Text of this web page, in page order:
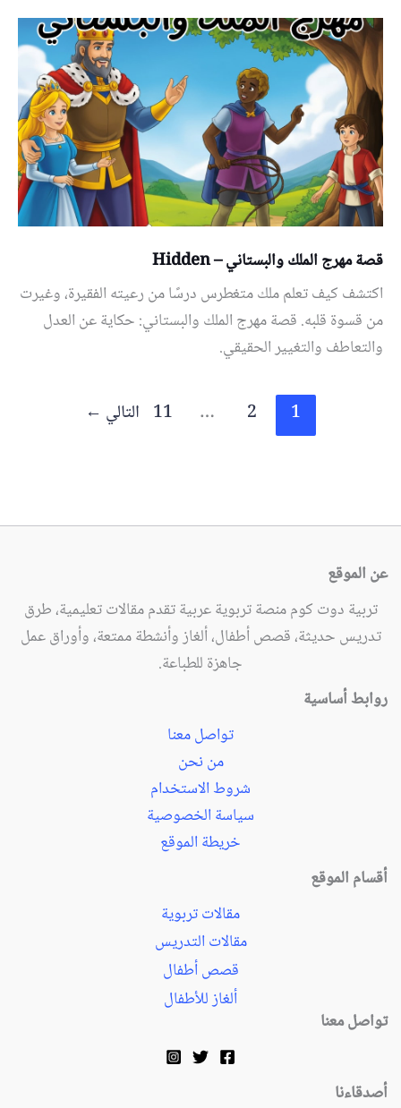
قصة مهرج الملك والبستاني – Hidden
اكتشف كيف تعلم ملك متغطرس درسًا من رعيته الفقيرة، وغيرت
من قسوة قلبه. قصة مهرج الملك والبستاني: حكاية عن العدل
والتعاطف والتغيير الحقيقي.
1
2
…
11 التالي ←
عن الموقع
تربية دوت كوم منصة تربوية عربية تقدم مقالات تعليمية، طرق
تدريس حديثة، قصص أطفال، ألغاز وأنشطة ممتعة، وأوراق عمل
جاهزة للطباعة.
روابط أساسية
تواصل معنا
من نحن
شروط الاستخدام
سياسة الخصوصية
خريطة الموقع
أقسام الموقع
مقالات تربوية
مقالات التدريس
قصص أطفال
ألغاز للأطفال
تواصل معنا
أصدقاءنا